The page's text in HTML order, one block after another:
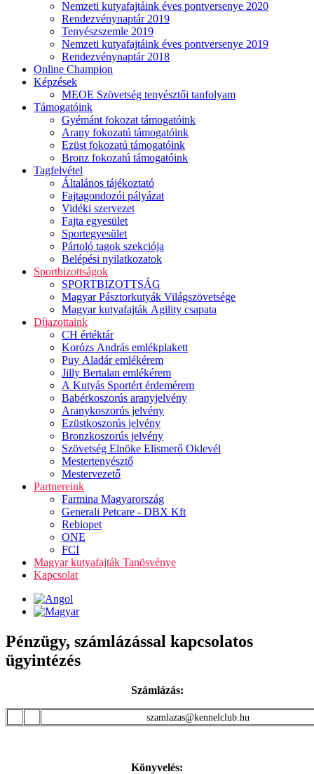
Nemzeti kutyafajtáink éves pontversenye 2020
Rendezvénynaptár 2019
Tenyészszemle 2019
Nemzeti kutyafajtáink éves pontversenye 2019
Rendezvénynaptár 2018
Online Champion
Képzések
MEOE Szövetség tenyésztői tanfolyam
Támogatóink
Gyémánt fokozat támogatóink
Arany fokozatú támogatóink
Ezüst fokozatú támogatóink
Bronz fokozatú támogatóink
Tagfelvétel
Általános tájékoztató
Fajtagondozói pályázat
Vidéki szervezet
Fajta egyesület
Sportegyesület
Pártoló tagok szekciója
Belépési nyilatkozatok
Sportbizottságok
SPORTBIZOTTSÁG
Magyar Pásztorkutyák Világszövetsége
Magyar kutyafajták Agility csapata
Díjazottaink
CH értéktár
Korózs András emlékplakett
Puy Aladár emlékérem
Jilly Bertalan emlékérem
A Kutyás Sportért érdemérem
Babérkoszorús aranyjelvény
Aranykoszorús jelvény
Ezüstkoszorús jelvény
Bronzkoszorús jelvény
Szövetség Elnöke Elismerő Oklevél
Mestertenyésztő
Mestervezető
Partnereink
Farmina Magyarország
Generali Petcare - DBX Kft
Rebiopet
ONE
FCI
Magyar kutyafajták Tanösvénye
Kapcsolat
Pénzügy, számlázással kapcsolatos
ügyintézés
Számlázás:
szamlazas@kennelclub.hu
Könyvelés: